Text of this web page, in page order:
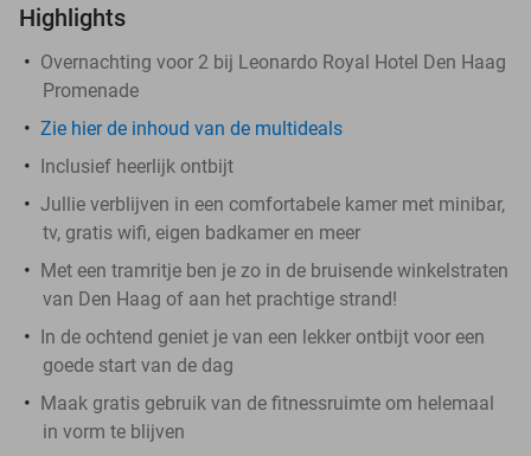
Highlights
Overnachting voor 2 bij Leonardo Royal Hotel Den Haag
Promenade
Zie hier de inhoud van de multideals
Inclusief heerlijk ontbijt
Jullie verblijven in een comfortabele kamer met minibar,
tv, gratis wifi, eigen badkamer en meer
Met een tramritje ben je zo in de bruisende winkelstraten
van Den Haag of aan het prachtige strand!
In de ochtend geniet je van een lekker ontbijt voor een
goede start van de dag
Maak gratis gebruik van de fitnessruimte om helemaal
in vorm te blijven